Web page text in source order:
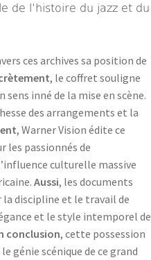
de l’histoire du jazz et du
ces archives sa position de
, le coffret souligne
inné de la mise en scène.
des arrangements et la
, Warner Vision édite ce
les passionnés de
culturelle massive
Aussi, les documents
discipline et le travail de
et le style intemporel de
conclusion, cette possession
génie scénique de ce grand